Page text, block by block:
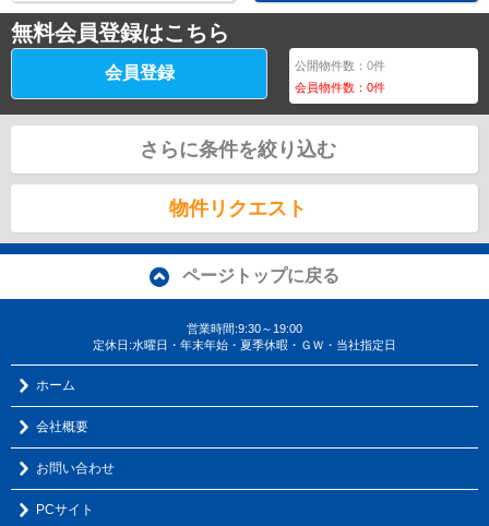
無料会員登録はこちら
会員登録 公開物件数：0件
会員物件数：0件
さらに条件を絞り込む
物件リクエスト
ページトップに戻る
営業時間:9:30～19:00
定休日:水曜日・年末年始・夏季休暇・ＧＷ・当社指定日
ホーム
会社概要
お問い合わせ
PCサイト